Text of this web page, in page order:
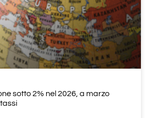
sotto 2% nel 2026, a marzo
tassi